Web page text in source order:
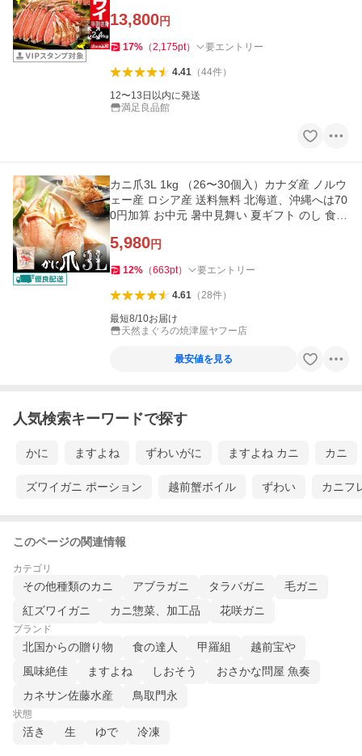
13,800円
17% （2,175pt） 要エントリー
4.41（44件）
12〜13日以内に発送
満足良品館
カニ爪3L 1kg （26〜30個入）カナダ産 ノルウ
ェー産 ロシア産 送料無料 北海道、沖縄へは70
0円加算 お中元 暑中見舞い 夏ギフト のし 食べ
5,980円
12% （663pt） 要エントリー
4.61（28件）
最短8/10お届け
天然まぐろの焼津屋ヤフー店
最安値を見る
人気検索キーワードで探す
かに ますよね ずわいがに ますよね カニ カニ
ズワイガニ ポーション 越前蟹ボイル ずわい カニフ
このページの関連情報
カテゴリ
その他種類のカニ アブラガニ タラバガニ
毛ガニ
紅ズワイガニ
カニ惣菜、加工品 花咲ガニ
ブランド
北国からの贈り物 食の達人 甲羅組
越前宝や
風味絶佳
ますよね しおそう
おさかな問屋 魚奏
カネサン佐藤水産
鳥取門永
状態
活き 生 ゆで 冷凍